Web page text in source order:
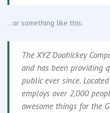
…or something like this:
The XYZ Doohickey
and has been providing
public ever since.
employs over 2,000
awesome things for the